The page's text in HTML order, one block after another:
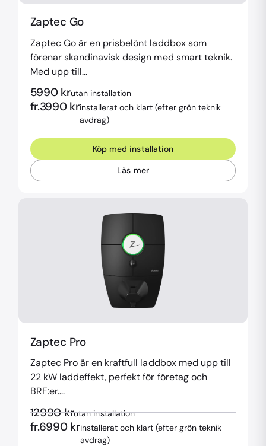
Zaptec Go
Zaptec Go är en prisbelönt laddbox som
förenar skandinavisk design med smart teknik.
Med upp till...
5990krutan installation
fr.3990 krinstallerat och klart (efter grön teknik
avdrag)
Köp med installation
Läs mer
Zaptec Pro
Zaptec Pro är en kraftfull laddbox med upp till
22 kW laddeffekt, perfekt för företag och
BRF:er....
12990krutan installation
fr.6990 krinstallerat och klart (efter grön teknik
avdrag)